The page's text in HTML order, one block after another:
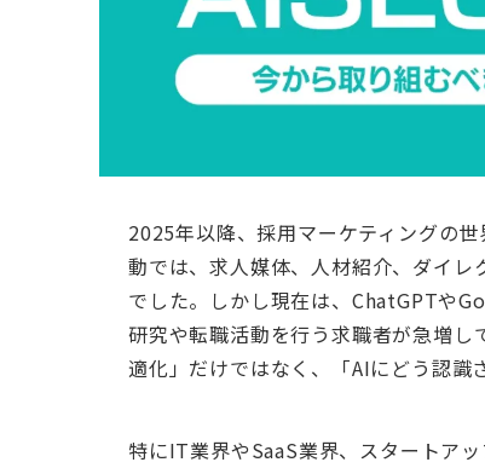
2025年以降、採用マーケティングの
動では、求人媒体、人材紹介、ダイ
でした。しかし現在は、ChatGPTや
研究や転職活動を行う求職者が急増し
適化」だけではなく、「AIにどう認識
特にIT業界やSaaS業界、スタートア